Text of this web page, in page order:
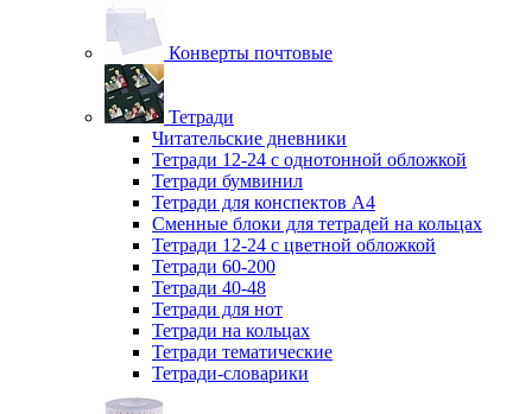
Конверты почтовые
Тетради
Читательские дневники
Тетради 12-24 с однотонной обложкой
Тетради бумвинил
Тетради для конспектов А4
Сменные блоки для тетрадей на кольцах
Тетради 12-24 с цветной обложкой
Тетради 60-200
Тетради 40-48
Тетради для нот
Тетради на кольцах
Тетради тематические
Тетради-словарики